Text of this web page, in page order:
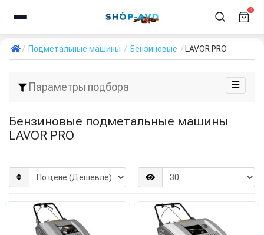
0
Подметальные машины Бензиновые LAVOR PRO
Параметры подбора
Бензиновые подметальные машины
LAVOR PRO